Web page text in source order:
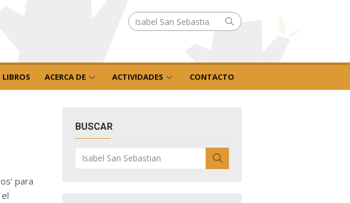
Buscar
por: Buscar
LIBROS ACERCA DE ACTIVIDADES CONTACTO
para
BUSCAR
por: